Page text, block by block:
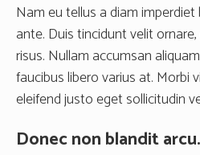
Nam eu tellus a diam
ante. Duis tincidunt velit
risus. Nullam accumsan
faucibus libero varius at. Morbi
eleifend justo eget sollicitudin
Donec non blandit arcu.